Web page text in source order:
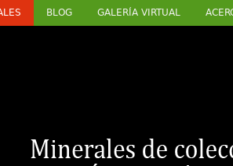
BLOG GALERÍA VIRTUAL